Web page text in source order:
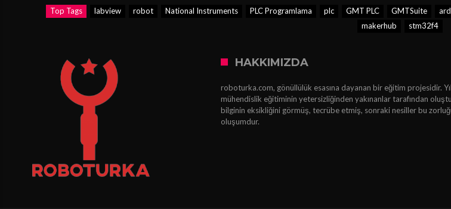
Top Tags labview robot National Instruments PLC Programlama plc GMT PLC GMTSuite
makerhub
stm32f4
HAKKIMIZDA
roboturka.com, gönüllülük esasına dayanan bir eğitim projesidir.
mühendislik eğitiminin yetersizliğinden yakınanlar tarafından
bilginin eksikliğini görmüş, tecrübe etmiş, sonraki nesiller bu
oluşumdur.